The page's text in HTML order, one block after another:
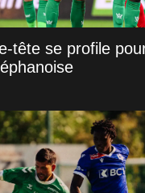
tête se profile